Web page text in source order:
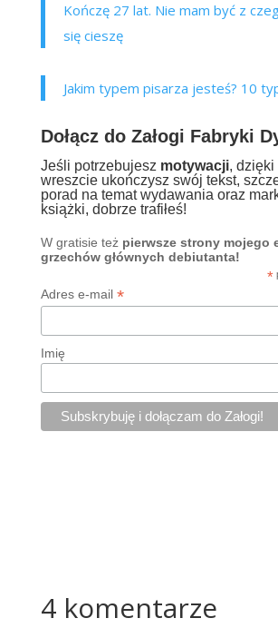
Kończę 27 lat. Nie mam być z
się cieszę
Jakim typem pisarza jesteś? 10
Dołącz do Załogi Fabryki
Jeśli potrzebujesz motywacji, dzięki
wreszcie ukończysz swój tekst,
porad na temat wydawania oraz
książki, dobrze trafiłeś!
W gratisie też pierwsze strony mojego
grzechów głównych debiutanta!
*
Adres e-mail *
Imię
4 komentarze